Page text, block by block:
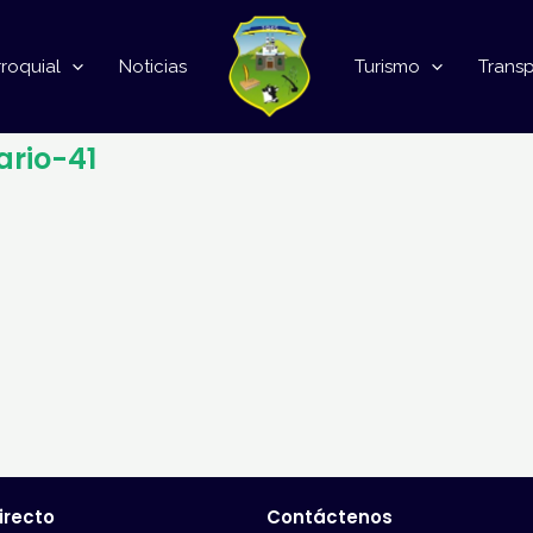
Noticias Turismo
41
Contáctenos